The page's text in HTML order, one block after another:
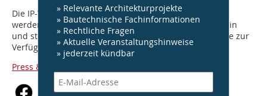
Die IP-Video-Türstationen D31TDV 5G und D31TDH 5G
werden im Laufe des Jahres 2026 regulär verfügbar sein
und stehen bereits heute für ausgewählte Pilotprojekte zur
Verfügung.
Press & Media
» Relevante Architekturprojekte
» Bautechnische Fachinformationen
» Rechtliche Fragen
» Aktuelle Veranstaltungshinweise
» jederzeit kündbar